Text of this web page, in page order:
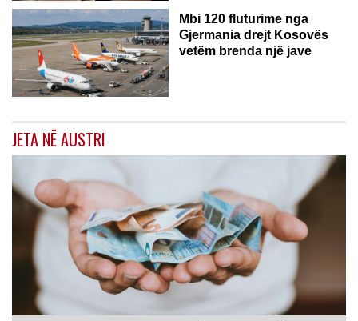
Mbi 120 fluturime nga
Gjermania drejt Kosovës
vetëm brenda një jave
JETA NË AUSTRI